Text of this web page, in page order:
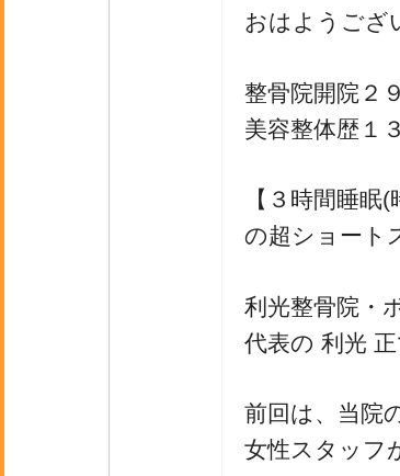
おはようござ
整骨院開院２
美容整体歴１
【３時間睡眠(
の超ショート
利光整骨院・
代表の 利光 正
前回は、当院
女性スタッフ